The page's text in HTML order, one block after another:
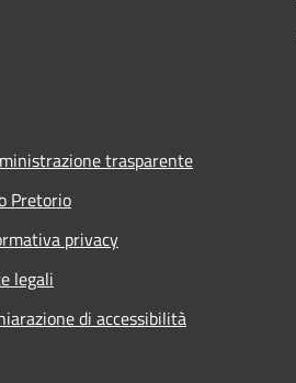
trasparente
Pretorio
privacy
legali
di accessibilità